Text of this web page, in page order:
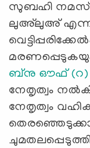
സുബഹി
ലുഅ്‌ലുഅ്
ബ്‌നു ഔഫ് (റ)
നേതൃത്വം
നേതൃത്വം